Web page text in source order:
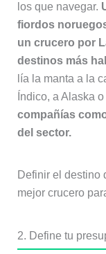
los que navegar.
fiordos
un crucero por
destinos más
lía la manta a la
Índico, a Alaska
compañías
del sector.
Definir el destino
mejor crucero
2. Define tu